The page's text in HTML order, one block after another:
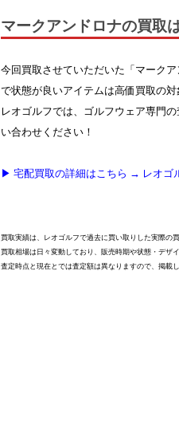
マークアンドロナの買取
今回買取させていただいた「マーク
で状態が良いアイテムは高価買取の対
レオゴルフでは、ゴルフウェア専門
い合わせください！
▶ 宅配買取の詳細はこちら → レオゴ
買取実績は、レオゴルフで過去に買い取りした実際の
買取相場は日々変動しており、販売時期や状態・デザ
査定時点と現在とでは査定額は異なりますので、掲載